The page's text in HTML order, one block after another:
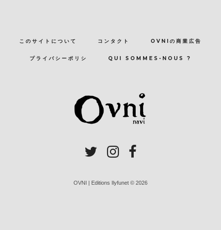
このサイトについて コンタクト OVNIの商業広告
プライバシーポリシ QUI SOMMES-NOUS ?
OVNI | Editions Ilyfunet © 2026